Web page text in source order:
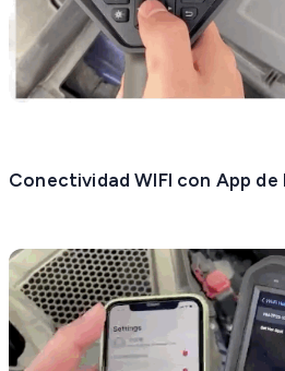
Conectividad WIFI con App de